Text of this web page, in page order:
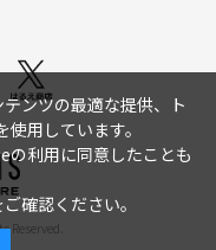
Reserved.
ンツの最適な提供、ト
用しています。
利用に同意したことも
ご確認ください。